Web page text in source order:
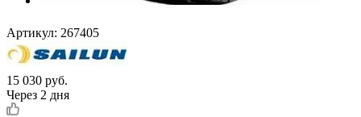
Артикул: 267405
15 030 руб.
Через 2 дня